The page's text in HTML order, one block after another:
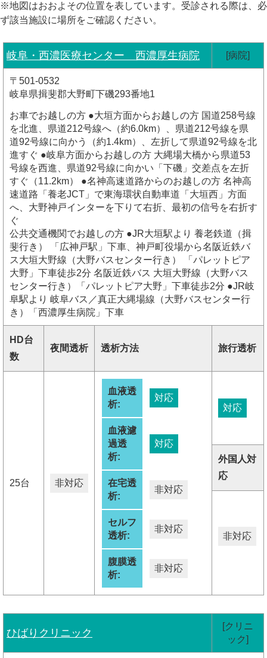
※地図はおおよその位置を表しています。受診される際は、必
ず該当施設に場所をご確認ください。
岐阜・西濃医療センター 西濃厚生病院 [病院]
〒501-0532
岐阜県揖斐郡大野町下磯293番地1
お車でお越しの方 ●大垣方面からお越しの方 国道258号線
を北進、県道212号線へ（約6.0km）、県道212号線を県
道92号線に向かう（約1.4km）、左折して県道92号線を北
進すぐ ●岐阜方面からお越しの方 大縄場大橋から県道53
号線を西進、県道92号線に向かい「下磯」交差点を左折
すぐ（11.2km） ●名神高速道路からのお越しの方 名神高
速道路「養老JCT」で東海環状自動車道「大垣西」方面
へ、大野神戸インターを下りて右折、最初の信号を右折す
ぐ
公共交通機関でお越しの方 ●JR大垣駅より 養老鉄道（揖
斐行き） 「広神戸駅」下車、神戸町役場から名阪近鉄バ
ス大垣大野線（大野バスセンター行き） 「パレットピア
大野」下車徒歩2分 名阪近鉄バス 大垣大野線（大野バス
センター行き）「パレットピア大野」下車徒歩2分 ●JR岐
阜駅より 岐阜バス／真正大縄場線（大野バスセンター行
き）「西濃厚生病院」下車
HD台
数
夜間透析 透析方法 旅行透析
25台 非対応
血液透
析:
対応
血液濾
過透
析:
対応
在宅透
析:
非対応
セルフ
透析:
非対応
腹膜透
析:
非対応
対応
外国人対
応
非対応
ひばりクリニック
[クリニ
ック]